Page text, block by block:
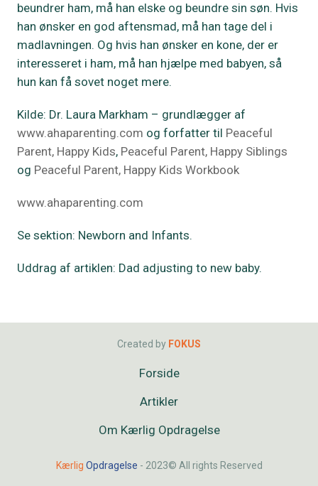
beundrer ham, må han elske og beundre sin søn. Hvis
han ønsker en god aftensmad, må han tage del i
madlavningen. Og hvis han ønsker en kone, der er
interesseret i ham, må han hjælpe med babyen, så
hun kan få sovet noget mere.
Kilde: Dr. Laura Markham – grundlægger af
www.ahaparenting.com og forfatter til Peaceful
Parent, Happy Kids, Peaceful Parent, Happy Siblings
og Peaceful Parent, Happy Kids Workbook
www.ahaparenting.com
Se sektion: Newborn and Infants.
Uddrag af artiklen: Dad adjusting to new baby.
Created by FOKUS
Forside
Artikler
Om Kærlig Opdragelse
Kærlig Opdragelse - 2023© All rights Reserved